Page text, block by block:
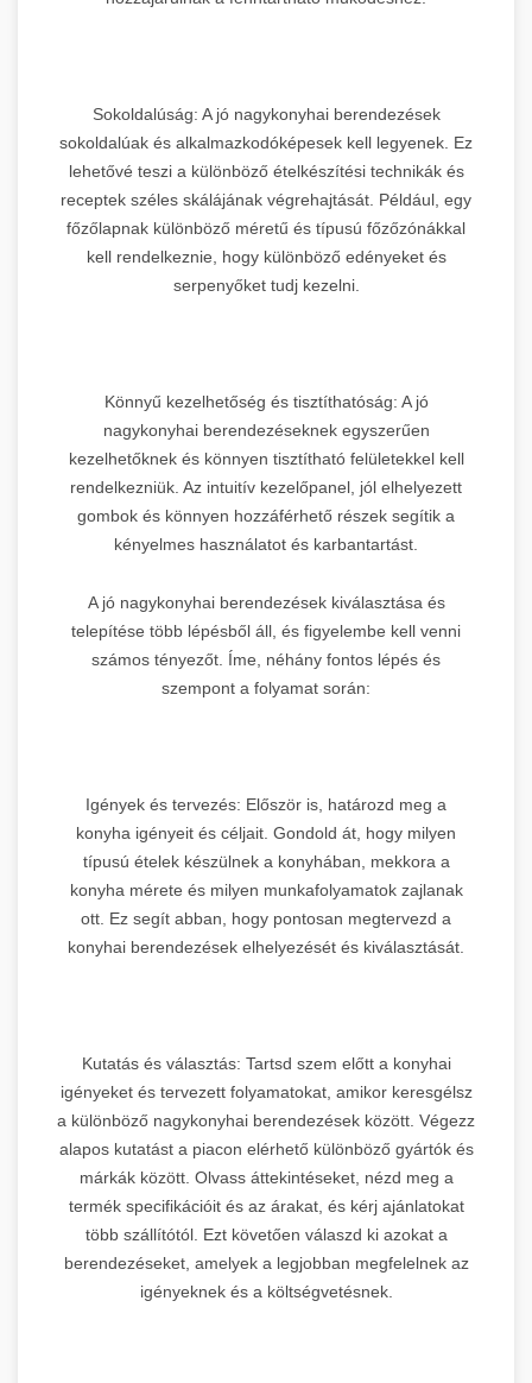
Sokoldalúság: A jó nagykonyhai berendezések
sokoldalúak és alkalmazkodóképesek kell legyenek. Ez
lehetővé teszi a különböző ételkészítési technikák és
receptek széles skálájának végrehajtását. Például, egy
főzőlapnak különböző méretű és típusú főzőzónákkal
kell rendelkeznie, hogy különböző edényeket és
serpenyőket tudj kezelni.
Könnyű kezelhetőség és tisztíthatóság: A jó
nagykonyhai berendezéseknek egyszerűen
kezelhetőknek és könnyen tisztítható felületekkel kell
rendelkezniük. Az intuitív kezelőpanel, jól elhelyezett
gombok és könnyen hozzáférhető részek segítik a
kényelmes használatot és karbantartást.
A jó nagykonyhai berendezések kiválasztása és
telepítése több lépésből áll, és figyelembe kell venni
számos tényezőt. Íme, néhány fontos lépés és
szempont a folyamat során:
Igények és tervezés: Először is, határozd meg a
konyha igényeit és céljait. Gondold át, hogy milyen
típusú ételek készülnek a konyhában, mekkora a
konyha mérete és milyen munkafolyamatok zajlanak
ott. Ez segít abban, hogy pontosan megtervezd a
konyhai berendezések elhelyezését és kiválasztását.
Kutatás és választás: Tartsd szem előtt a konyhai
igényeket és tervezett folyamatokat, amikor keresgélsz
a különböző nagykonyhai berendezések között. Végezz
alapos kutatást a piacon elérhető különböző gyártók és
márkák között. Olvass áttekintéseket, nézd meg a
termék specifikációit és az árakat, és kérj ajánlatokat
több szállítótól. Ezt követően válaszd ki azokat a
berendezéseket, amelyek a legjobban megfelelnek az
igényeknek és a költségvetésnek.